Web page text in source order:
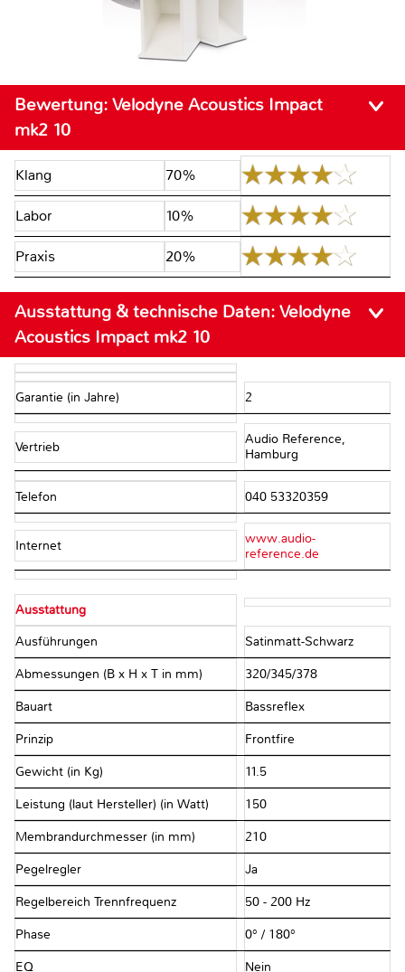
Bewertung: Velodyne Acoustics Impact
mk2 10
Klang 70%
Labor 10%
Praxis 20%
Ausstattung & technische Daten: Velodyne
Acoustics Impact mk2 10
Garantie (in Jahre) 2
Vertrieb
Audio Reference,
Hamburg
Telefon 040 53320359
Internet
www.audio-
reference.de
Ausstattung
Ausführungen Satinmatt-Schwarz
Abmessungen (B x H x T in mm) 320/345/378
Bauart Bassreflex
Prinzip Frontfire
Gewicht (in Kg) 11.5
Leistung (laut Hersteller) (in Watt) 150
Membrandurchmesser (in mm) 210
Pegelregler Ja
Regelbereich Trennfrequenz 50 - 200 Hz
Phase 0° / 180°
EQ Nein